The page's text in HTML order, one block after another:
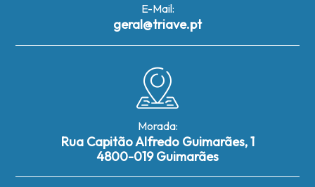
E-Mail:
geral@triave.pt
Morada:
Rua Capitão Alfredo Guimarães, 1
4800-019 Guimarães